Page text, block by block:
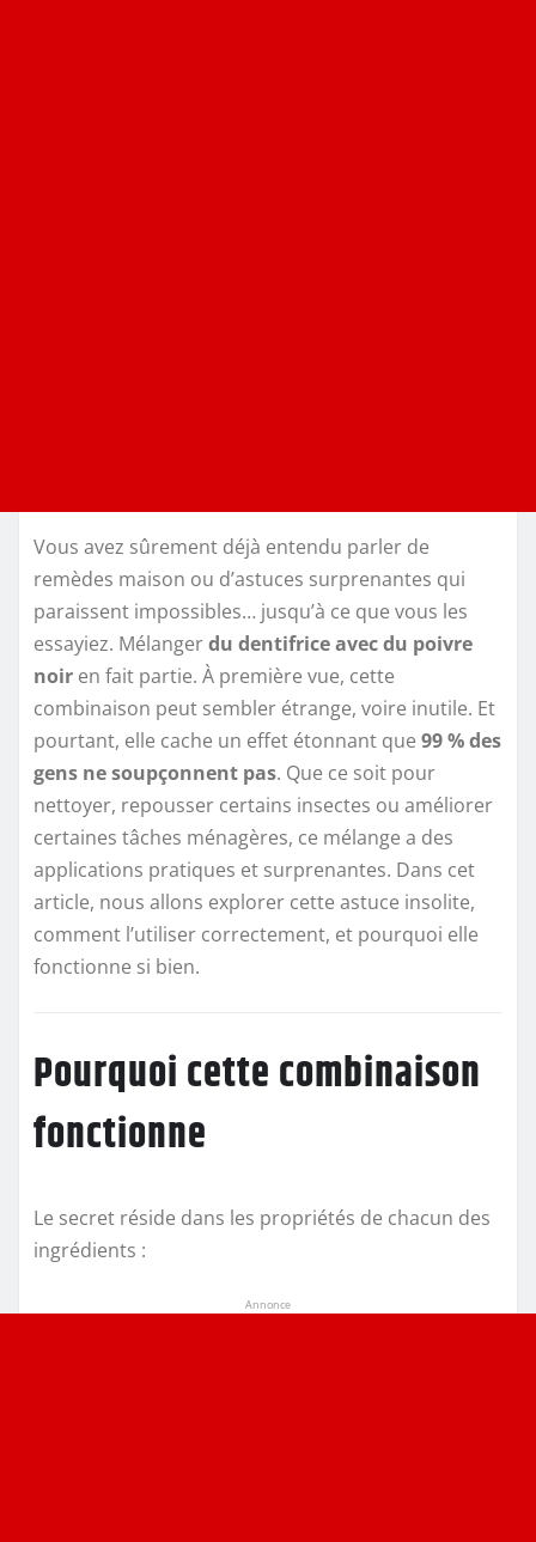
Vous avez sûrement déjà entendu parler de
remèdes maison ou d’astuces surprenantes qui
paraissent impossibles… jusqu’à ce que vous les
essayiez. Mélangerdu dentifrice avec du poivre
noir en fait partie. À première vue, cette
combinaison peut sembler étrange, voire inutile. Et
pourtant, elle cache un effet étonnant que 99 % des
gens ne soupçonnent pas. Que ce soit pour
nettoyer, repousser certains insectes ou améliorer
certaines tâches ménagères, ce mélange a des
applications pratiques et surprenantes. Dans cet
article, nous allons explorer cette astuce insolite,
comment l’utiliser correctement, et pourquoi elle
fonctionne si bien.
Pourquoi cette combinaison
fonctionne
Le secret réside dans les propriétés de chacun des
ingrédients :
Annonce